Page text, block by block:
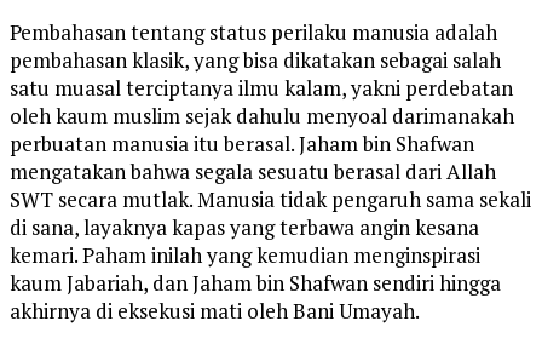
Pembahasan tentang status perilaku manusia adalah
pembahasan klasik, yang bisa dikatakan sebagai salah
satu muasal terciptanya ilmu kalam, yakni perdebatan
oleh kaum muslim sejak dahulu menyoal darimanakah
perbuatan manusia itu berasal. Jaham bin Shafwan
mengatakan bahwa segala sesuatu berasal dari Allah
SWT secara mutlak. Manusia tidak pengaruh sama sekali
di sana, layaknya kapas yang terbawa angin kesana
kemari. Paham inilah yang kemudian menginspirasi
kaum Jabariah, dan Jaham bin Shafwan sendiri hingga
akhirnya di eksekusi mati oleh Bani Umayah.